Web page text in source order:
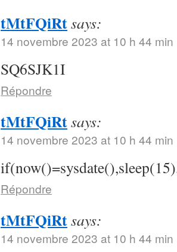
tMtFQiRtsays:
14 novembre 2023 at 10 h 44 min
SQ6SJK1I
Répondre
tMtFQiRtsays:
14 novembre 2023 at 10 h 44 min
Répondre
tMtFQiRtsays:
14 novembre 2023 at 10 h 44 min